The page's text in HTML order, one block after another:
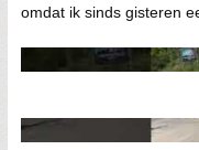
omdat ik sinds gisteren